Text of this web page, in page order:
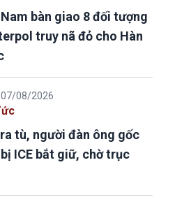
bàn giao 8 đối tượng
truy nã đỏ cho Hàn
07/08/2026
tù, người đàn ông gốc
ICE bắt giữ, chờ trục